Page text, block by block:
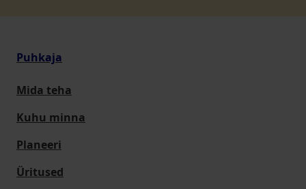
Puhkaja
Mida teha
Kuhu minna
Planeeri
Üritused